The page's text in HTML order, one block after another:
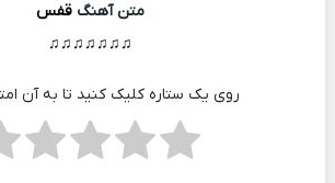
متن آهنگ قفس
♫♫♫♫♫♫♫
روی یک ستاره کلیک کنید تا به آن